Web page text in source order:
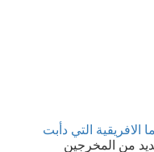
الافريقية التي دأبت
من المخرجين